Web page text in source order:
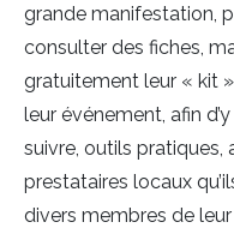
grande manifestation,
consulter des fiches,
gratuitement leur « kit
leur événement, afin
suivre, outils pratiques,
prestataires locaux
divers membres de